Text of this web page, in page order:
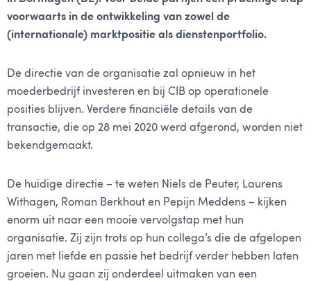
voorwaarts in de ontwikkeling van zowel de
(internationale) marktpositie als dienstenportfolio.
De directie van de organisatie zal opnieuw in het
moederbedrijf investeren en bij CIB op operationele
posities blijven. Verdere financiële details van de
transactie, die op 28 mei 2020 werd afgerond, worden niet
bekendgemaakt.
De huidige directie – te weten Niels de Peuter, Laurens
Withagen, Roman Berkhout en Pepijn Meddens – kijken
enorm uit naar een mooie vervolgstap met hun
organisatie. Zij zijn trots op hun collega’s die de afgelopen
jaren met liefde en passie het bedrijf verder hebben laten
groeien. Nu gaan zij onderdeel uitmaken van een